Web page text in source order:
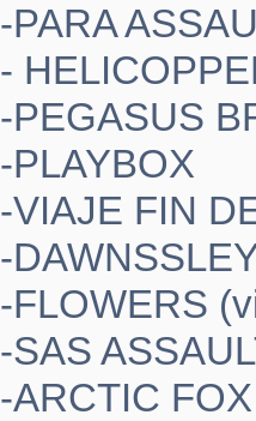
-PARA
-
-PEGASUS
-PLAYBOX
-VIAJE FIN
-
-FLOWERS
-SAS
-ARCTIC